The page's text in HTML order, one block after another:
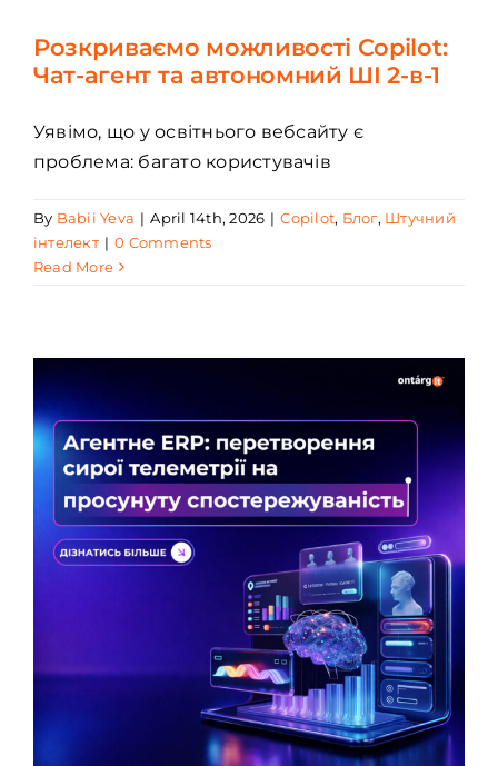
Розкриваємо можливості Copilot:
Чат-агент та автономний ШІ 2-в-1
Уявімо, що у освітнього вебсайту є
проблема: багато користувачів
By Babii Yeva | April 14th, 2026 | Copilot, Блог, Штучний
інтелект | 0 Comments
Read More